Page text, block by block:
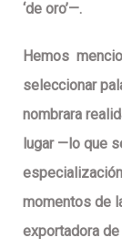
‘de oro’—.
Hemos
seleccionar
nombrara
lugar —lo que
momentos de
exportadora